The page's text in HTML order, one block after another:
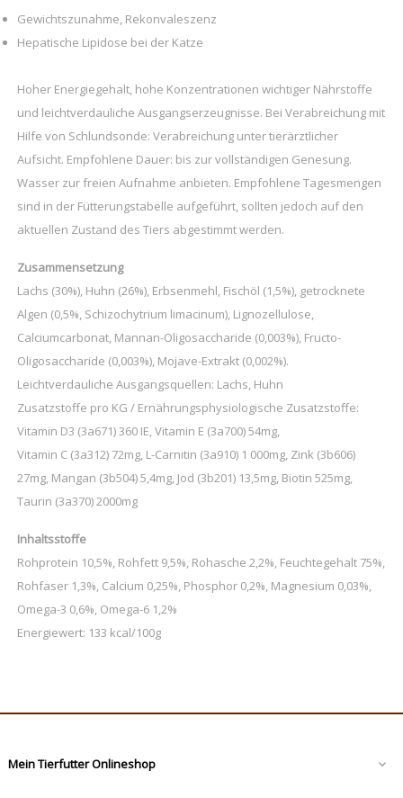
Gewichtszunahme, Rekonvaleszenz
Hepatische Lipidose bei der Katze
Hoher Energiegehalt, hohe Konzentrationen wichtiger Nährstoffe
und leichtverdauliche Ausgangserzeugnisse. Bei Verabreichung mit
Hilfe von Schlundsonde: Verabreichung unter tierärztlicher
Aufsicht. Empfohlene Dauer: bis zur vollständigen Genesung.
Wasser zur freien Aufnahme anbieten. Empfohlene Tagesmengen
sind in der Fütterungstabelle aufgeführt, sollten jedoch auf den
aktuellen Zustand des Tiers abgestimmt werden.
Zusammensetzung
Lachs (30%), Huhn (26%), Erbsenmehl, Fischöl (1,5%), getrocknete
Algen (0,5%, Schizochytrium limacinum), Lignozellulose,
Calciumcarbonat, Mannan-Oligosaccharide (0,003%), Fructo-
Oligosaccharide (0,003%), Mojave-Extrakt (0,002%).
Leichtverdauliche Ausgangsquellen: Lachs, Huhn
Zusatzstoffe pro KG / Ernährungsphysiologische Zusatzstoffe:
Vitamin D3 (3a671) 360 IE, Vitamin E (3a700) 54mg,
Vitamin C (3a312) 72mg, L-Carnitin (3a910) 1 000mg, Zink (3b606)
27mg, Mangan (3b504) 5,4mg, Jod (3b201) 13,5mg, Biotin 525mg,
Taurin (3a370) 2000mg
Inhaltsstoffe
Rohprotein 10,5%, Rohfett 9,5%, Rohasche 2,2%, Feuchtegehalt 75%,
Rohfaser 1,3%, Calcium 0,25%, Phosphor 0,2%, Magnesium 0,03%,
Omega-3 0,6%, Omega-6 1,2%
Energiewert: 133 kcal/100g
Mein Tierfutter Onlineshop 